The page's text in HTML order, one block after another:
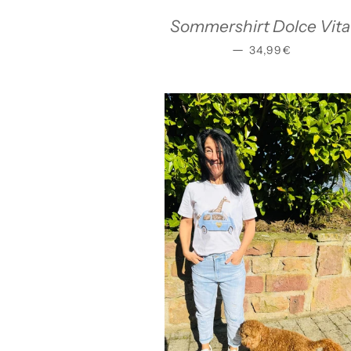
Sommershirt Dolce Vita
— NORMALER
34,99€